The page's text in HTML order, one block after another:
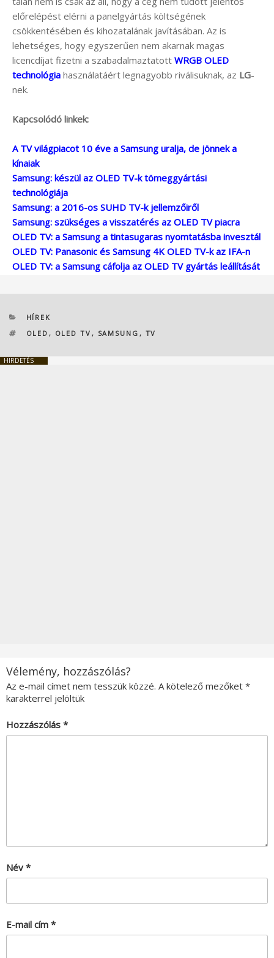
előrelépést elérni a panelgyártás költségének
csökkentésében és kihozatalának javításában. Az is
lehetséges, hogy egyszerűen nem akarnak magas
licencdíjat fizetni a szabadalmaztatott WRGB OLED
technológia használatáért legnagyobb riválisuknak, az LG-
nek.
Kapcsolódó linkek:
A TV világpiacot 10 éve a Samsung uralja, de jönnek a
kínaiak
Samsung: készül az OLED TV-k tömeggyártási
technológiája
Samsung: a 2016-os SUHD TV-k jellemzőiről
Samsung: szükséges a visszatérés az OLED TV piacra
OLED TV: a Samsung a tintasugaras nyomtatásba invesztál
OLED TV: Panasonic és Samsung 4K OLED TV-k az IFA-n
OLED TV: a Samsung cáfolja az OLED TV gyártás leállítását
KATEGÓRIÁK
HÍREK
CÍMKÉK
OLED , OLED TV , SAMSUNG , TV
HIRDETÉS
Vélemény, hozzászólás?
Az e-mail címet nem tesszük közzé. A kötelező mezőket *
karakterrel jelöltük
Hozzászólás *
Név *
E-mail cím *